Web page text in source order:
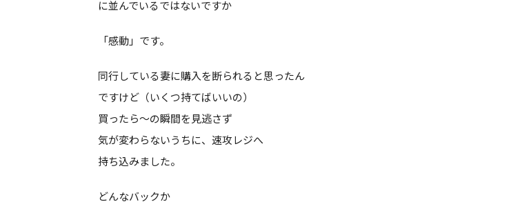
に並んでいるではないですか
「感動」です。
同行している妻に購入を断られると思ったん
ですけど（いくつ持てばいいの）
買ったら～の瞬間を見逃さず
気が変わらないうちに、速攻レジへ
持ち込みました。
どんなバックか